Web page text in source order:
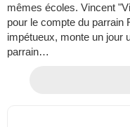
mêmes écoles. Vincent
pour le compte du parrain
impétueux, monte un jour
parrain…